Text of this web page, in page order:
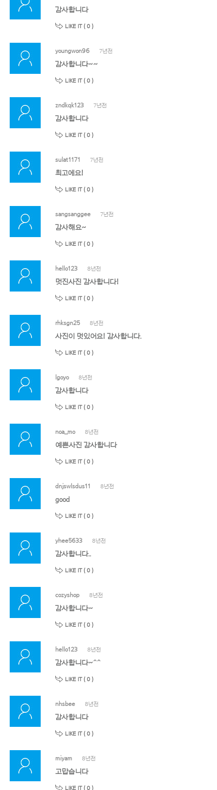
감사합니다
LIKE IT ( 0 )
youngwon96 7년전
감사합니다~~
LIKE IT ( 0 )
zndkqk123 7년전
감사합니다
LIKE IT ( 0 )
sulat1171 7년전
최고에요!
LIKE IT ( 0 )
sangsanggee 7년전
감사해요~
LIKE IT ( 0 )
hello123 8년전
멋진사진 감사합니다!
LIKE IT ( 0 )
rhksgn25 8년전
사진이 멋있어요! 감사합니다.
LIKE IT ( 0 )
lgoyo 8년전
감사합니다
LIKE IT ( 0 )
noa_mo 8년전
예쁜사진 감사합니다
LIKE IT ( 0 )
dnjswlsdus11 8년전
good
LIKE IT ( 0 )
yhee5633 8년전
감사합니다..
LIKE IT ( 0 )
cozyshop 8년전
감사합니다~
LIKE IT ( 0 )
hello123 8년전
감사합니다~^^
LIKE IT ( 0 )
nhsbee 8년전
감사합니다
LIKE IT ( 0 )
miyam 8년전
고맙습니다
LIKE IT ( 0 )